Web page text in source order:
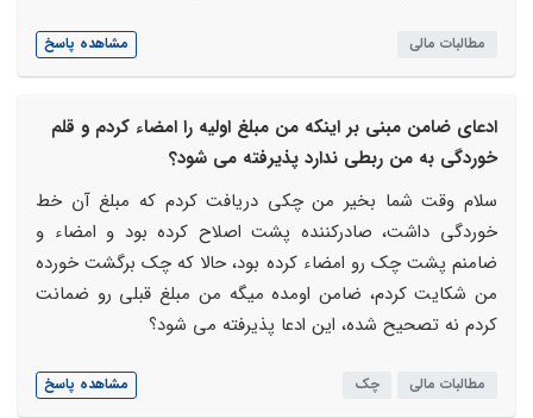
مطالبات مالی مشاهده پاسخ
ادعای ضامن مبنی بر اینکه من مبلغ اولیه را امضاء کردم و قلم
خوردگی به من ربطی ندارد پذیرفته می شود؟
سلام وقت شما بخیر من چکی دریافت کردم که مبلغ آن خط
خوردگی داشت، صادرکننده پشت اصلاح کرده بود و امضاء و
ضامنم پشت چک رو امضاء کرده بود، حالا که چک برگشت خورده
من شکایت کردم، ضامن اومده میگه من مبلغ قبلی رو ضمانت
کردم نه تصحیح شده، این ادعا پذیرفته می شود؟
مطالبات مالی چک مشاهده پاسخ